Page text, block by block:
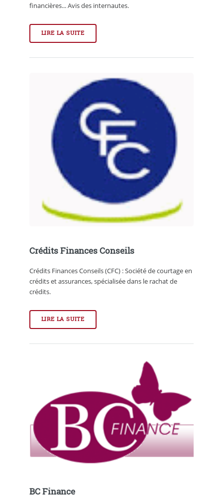
financières... Avis des internautes.
LIRE LA SUITE
Crédits Finances Conseils
Crédits Finances Conseils (CFC) : Société de courtage en
crédits et assurances, spécialisée dans le rachat de
crédits.
LIRE LA SUITE
BC Finance